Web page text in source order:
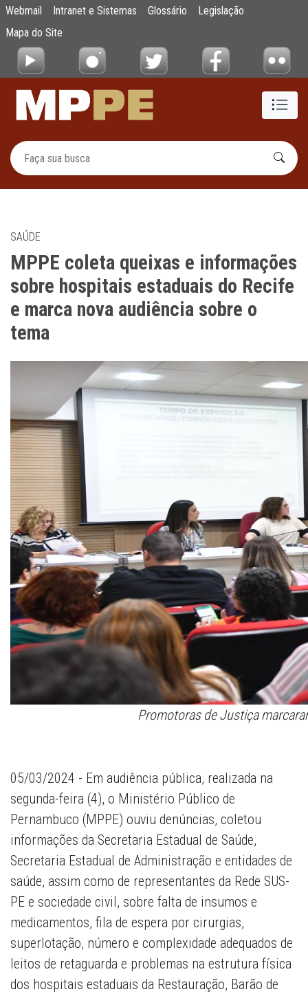
Pular para o Conteúdo principal
MPPE coleta queixas e informações sobre
Webmail Intranet e Sistemas Glossário
Legislação
Mapa do Site
SAÚDE
MPPE coleta queixas e informações
sobre hospitais estaduais do Recife
e marca nova audiência sobre o
tema
Promotoras de Justiça
05/03/2024 - Em audiência pública, realizada na
segunda-feira (4), o Ministério Público de
Pernambuco (MPPE) ouviu denúncias, coletou
informações da Secretaria Estadual de Saúde,
Secretaria Estadual de Administração e entidades de
saúde, assim como de representantes da Rede SUS-
PE e sociedade civil, sobre falta de insumos e
medicamentos, fila de espera por cirurgias,
superlotação, número e complexidade adequados de
leitos de retaguarda e problemas na estrutura física
dos hospitais estaduais da Restauração, Barão de